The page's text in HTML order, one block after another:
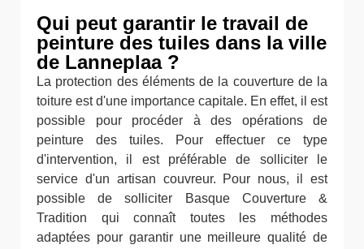
Qui peut garantir le travail de
peinture des tuiles dans la ville
de Lanneplaa ?
La protection des éléments de la couverture de la
toiture est d'une importance capitale. En effet, il est
possible pour procéder à des opérations de
peinture des tuiles. Pour effectuer ce type
d'intervention, il est préférable de solliciter le
service d'un artisan couvreur. Pour nous, il est
possible de solliciter Basque Couverture &
Tradition qui connaît toutes les méthodes
adaptées pour garantir une meilleure qualité de